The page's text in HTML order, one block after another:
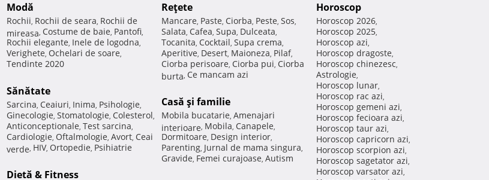
Modă
Rochii, Rochii de seara, Rochii de
mireasa, Costume de baie, Pantofi,
Rochii elegante, Inele de logodna,
Verighete, Ochelari de soare,
Tendinte 2020
Sănătate
Sarcina, Ceaiuri, Inima, Psihologie,
Ginecologie, Stomatologie, Colesterol,
Anticonceptionale, Test sarcina,
Cardiologie, Oftalmologie, Avort, Ceai
verde, HIV, Ortopedie, Psihiatrie
Dietă & Fitness
Reţete
Mancare, Paste, Ciorba, Peste, Sos,
Salata, Cafea, Supa, Dulceata,
Tocanita, Cocktail, Supa crema,
Aperitive, Desert, Maioneza, Pilaf,
Ciorba perisoare, Ciorba pui, Ciorba
burta, Ce mancam azi
Casă şi familie
Mobila bucatarie, Amenajari
interioare, Mobila, Canapele,
Dormitoare, Design interior,
Parenting, Jurnal de mama singura,
Gravide, Femei curajoase, Autism
Horoscop
Horoscop 2026,
Horoscop 2025,
Horoscop azi,
Horoscop dragoste,
Horoscop chinezesc,
Astrologie,
Horoscop lunar,
Horoscop rac azi,
Horoscop gemeni azi,
Horoscop fecioara azi,
Horoscop taur azi,
Horoscop capricorn azi,
Horoscop scorpion azi,
Horoscop sagetator azi,
Horoscop varsator azi,